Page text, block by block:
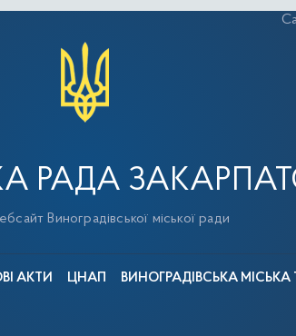
РАДА
Виноградівської міської ради
АКТИ ЦНАП ВИНОГРАДІВСЬКА